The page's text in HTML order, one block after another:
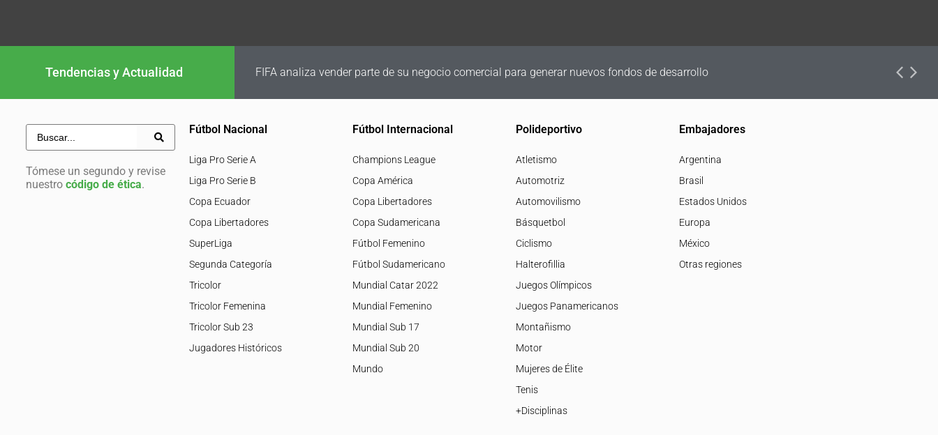
Tendencias y Actualidad FIFA analiza vender parte de su negocio comercial para generar nuevos fondos de desarrollo
Tómese un segundo y revise
nuestro código de ética.
Fútbol Nacional
Liga Pro Serie A
Liga Pro Serie B
Copa Ecuador
Copa Libertadores
SuperLiga
Segunda Categoría
Tricolor
Tricolor Femenina
Tricolor Sub 23
Jugadores Históricos
Fútbol Internacional
Champions League
Copa América
Copa Libertadores
Copa Sudamericana
Fútbol Femenino
Fútbol Sudamericano
Mundial Catar 2022
Mundial Femenino
Mundial Sub 17
Mundial Sub 20
Mundo
Polideportivo
Atletismo
Automotriz
Automovilismo
Básquetbol
Ciclismo
Halterofillia
Juegos Olímpicos
Juegos Panamericanos
Montañismo
Motor
Mujeres de Élite
Tenis
+Disciplinas
Embajadores
Argentina
Brasil
Estados Unidos
Europa
México
Otras regiones